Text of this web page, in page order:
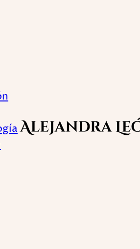
de 4 -
17, 2021